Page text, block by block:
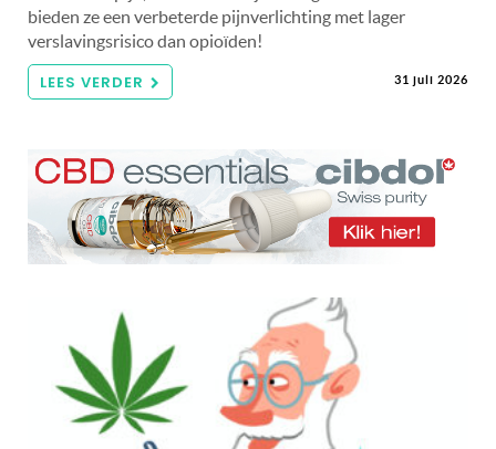
bieden ze een verbeterde pijnverlichting met lager
verslavingsrisico dan opioïden!
LEES VERDER 31 juli 2026